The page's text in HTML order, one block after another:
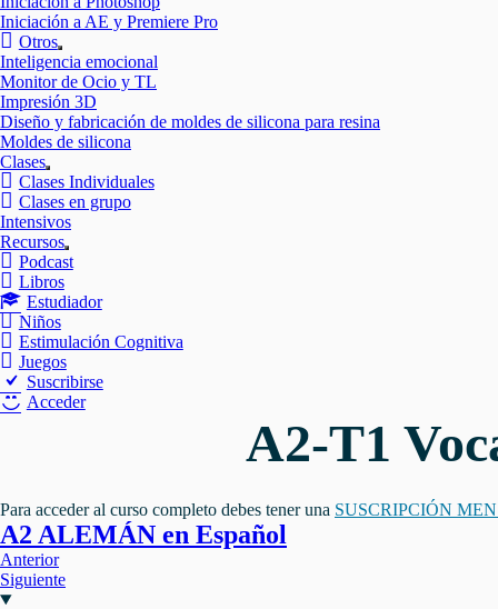
Iniciación a AE y Premiere Pro
Otros
Mostrar
el
submenú
Inteligencia emocional
Monitor de Ocio y TL
Impresión 3D
Diseño y fabricación de moldes de silicona para resina
Moldes de silicona
Clases
Mostrar
el
submenú
Clases Individuales
Clases en grupo
Intensivos
Recursos
Mostrar
el
Podcast
Libros
Estudiador
Niños
Estimulación Cognitiva
Juegos
Suscribirse
Acceder
A2-T1
Para acceder al curso completo debes tener una SUSCRIPCIÓN
A2 ALEMÁN en Español
Anterior
Siguiente